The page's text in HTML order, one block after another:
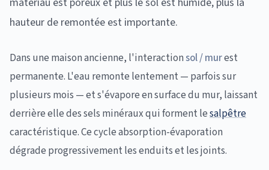
hauteur de remontée est importante.
Dans une maison ancienne, l'interactionsol / murest
permanente. L'eau remonte lentement — parfois sur
plusieurs mois — et s'évapore en surface du mur, laissant
derrière elle des sels minéraux qui forment lesalpêtre
caractéristique. Ce cycle absorption-évaporation
dégrade progressivement les enduits et les joints.